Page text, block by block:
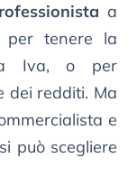
a
per tenere la
Iva, o per
dei redditi. Ma
e
può scegliere